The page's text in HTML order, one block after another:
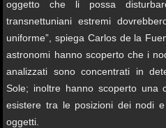
oggetto che li possa
transnettuniani estremi
uniforme”, spiega Carlos de la
astronomi hanno scoperto che i
analizzati sono concentrati in
Sole; inoltre hanno scoperto una
esistere tra le posizioni dei nodi
oggetti.